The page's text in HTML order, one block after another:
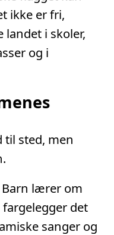
ikke er fri,
landet i skoler,
og i
til sted, men
Barn lærer om
det
sanger og